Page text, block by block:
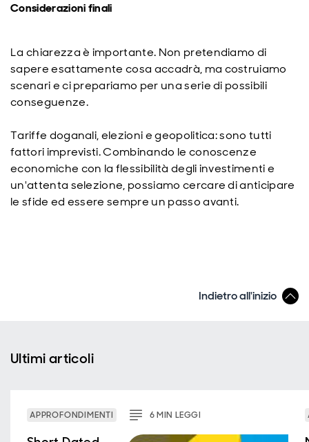
Considerazioni finali
La chiarezza è importante. Non pretendiamo di
sapere esattamente cosa accadrà, ma costruiamo
scenari e ci prepariamo per una serie di possibili
conseguenze.
Tariffe doganali, elezioni e geopolitica: sono tutti
fattori imprevisti. Combinando le conoscenze
economiche con la flessibilità degli investimenti e
un'attenta selezione, possiamo cercare di anticipare
le sfide ed essere sempre un passo avanti.
Indietro all'inizio
Ultimi articoli
APPROFONDIMENTI 6MIN LEGGI